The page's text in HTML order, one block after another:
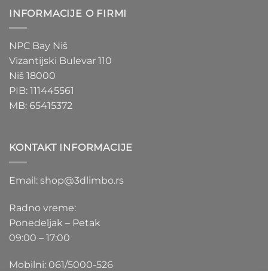
INFORMACIJE O FIRMI
NPC Bay Niš
Vizantijski Bulevar 110
Niš 18000
PIB: 111445561
MB: 65415372
KONTAKT INFORMACIJE
Email: shop@3dlimbo.rs
Radno vreme:
Ponedeljak – Petak
09:00 – 17:00
Mobilni: 061/5000-526